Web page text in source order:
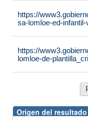
https://
sa-lomloe-ed-
https://
lomloe-de-
Origen del resultado